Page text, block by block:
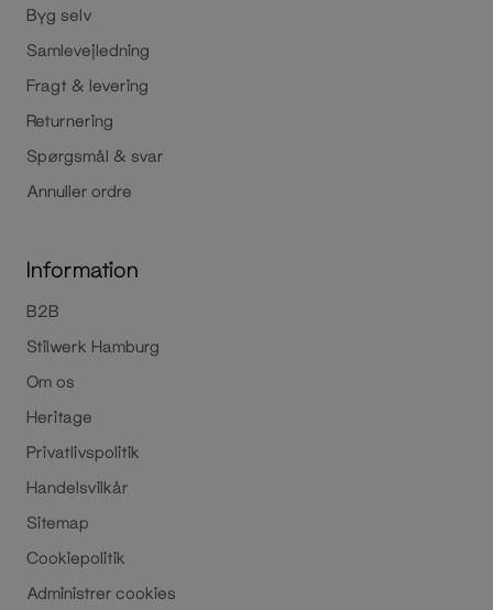
Byg selv
Samlevejledning
Fragt & levering
Returnering
Spørgsmål & svar
Annuller ordre
Information
B2B
Stilwerk Hamburg
Om os
Heritage
Privatlivspolitik
Handelsvilkår
Sitemap
Cookiepolitik
Administrer cookies